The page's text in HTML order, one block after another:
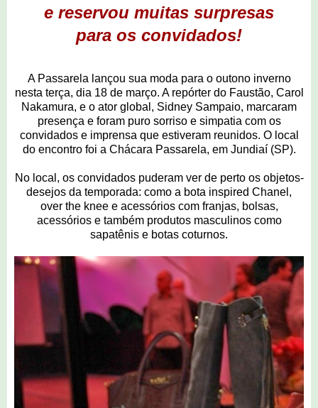
e reservou muitas surpresas
para os convidados!
A Passarela lançou sua moda para o outono inverno
nesta terça, dia 18 de março. A repórter do Faustão, Carol
Nakamura, e o ator global, Sidney Sampaio, marcaram
presença e foram puro sorriso e simpatia com os
convidados e imprensa que estiveram reunidos. O local
do encontro foi a Chácara Passarela, em Jundiaí (SP).
No local, os convidados puderam ver de perto os objetos-
desejos da temporada: como a bota inspired Chanel,
over the knee e acessórios com franjas, bolsas,
acessórios e também produtos masculinos como
sapatênis e botas coturnos.